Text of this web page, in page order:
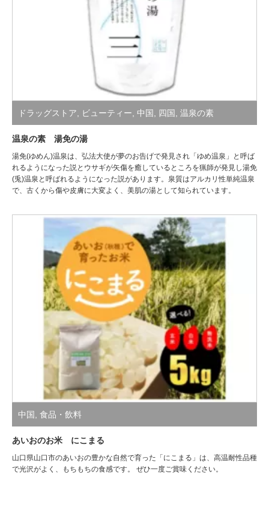
ドラッグストア, ビューティー, 中国, 四国, 温泉の素
温泉の素 湯免の湯
湯免(ゆめん)温泉は、弘法大使が夢のお告げで発見され「ゆめ温泉」と呼ば
れるようになった説とウサギが矢傷を癒しているところを猟師が発見し湯免
(兎)温泉と呼ばれるようになった説があります。泉質はアルカリ性単純温泉
で、古くから傷や皮膚に大変よく、美肌の湯として知られています。
中国, 食品・飲料
あいおのお米 にこまる
山口県山口市のあいおの豊かな自然で育った「にこまる」は、高温耐性品種
で光沢がよく、もちもちの食感です。 ぜひ一度ご賞味ください。